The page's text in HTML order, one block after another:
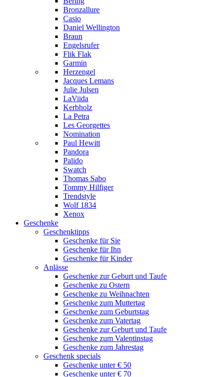
Bronzallure
Casio
Daniel Wellington
Braun
Engelsrufer
Flik Flak
Garmin
Herzengel
Jacques Lemans
Julie Julsen
LaViida
Kerbholz
La Petra
Les Georgettes
Nomination
Paul Hewitt
Pandora
Palido
Swatch
Thomas Sabo
Tommy Hilfiger
Trendstyle
Wolf 1834
Xenox
Geschenke
Geschenktipps
Geschenke für Sie
Geschenke für Ihn
Geschenke für Kinder
Anlässe
Geschenke zur Geburt und Taufe
Geschenke zu Ostern
Geschenke zu Weihnachten
Geschenke zum Muttertag
Geschenke zum Geburtstag
Geschenke zum Vatertag
Geschenke zur Geburt und Taufe
Geschenke zum Valentinstag
Geschenke zum Jahrestag
Geschenk specials
Geschenke unter € 50
Geschenke unter € 70